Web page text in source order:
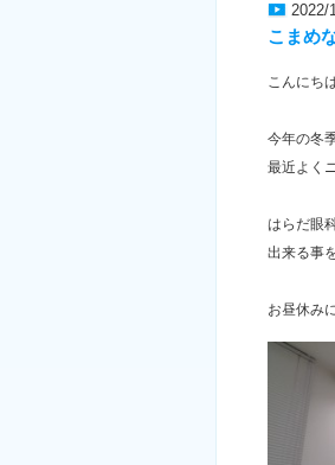
2022/
こまめ
こんにち
今年の冬
最近よく
はらだ眼
出来る事
お昼休み